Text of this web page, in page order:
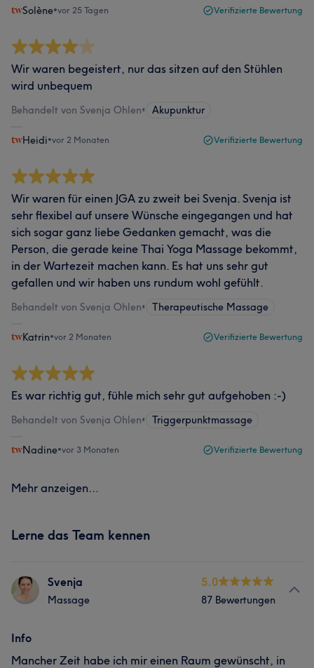
Solène•vor 25 Tagen Verifizierte Bewertung
Wir waren begeistert, nur das sitzen auf den Stühlen
wird unbequem
Behandelt von Svenja Ohlen• Akupunktur
Heidi•vor 2 Monaten Verifizierte Bewertung
Wir waren für einen JGA zu zweit bei Svenja. Svenja ist
sehr flexibel auf unsere Wünsche eingegangen und hat
sich sogar ganz liebe Gedanken gemacht, was die
Person, die gerade keine Thai Yoga Massage bekommt,
in der Wartezeit machen kann. Es hat uns sehr gut
gefallen und wir haben uns rundum wohl gefühlt.
Behandelt von Svenja Ohlen• Therapeutische Massage
Katrin•vor 2 Monaten Verifizierte Bewertung
Es war richtig gut, fühle mich sehr gut aufgehoben :-)
Behandelt von Svenja Ohlen• Triggerpunktmassage
Nadine•vor 3 Monaten Verifizierte Bewertung
Mehr anzeigen...
Lerne das Team kennen
Svenja
Massage
5.0
87 Bewertungen
Info
Mancher Zeit habe ich mir einen Raum gewünscht, in